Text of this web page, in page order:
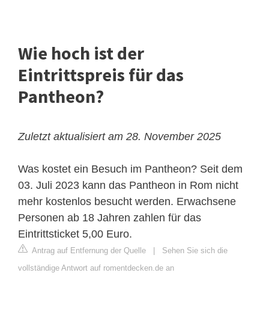
Wie hoch ist der
Eintrittspreis für das
Pantheon?
Zuletzt aktualisiert am 28. November 2025
Was kostet ein Besuch im Pantheon? Seit dem
03. Juli 2023 kann das Pantheon in Rom nicht
mehr kostenlos besucht werden. Erwachsene
Personen ab 18 Jahren zahlen für das
Eintrittsticket 5,00 Euro.
Antrag auf Entfernung der Quelle
Sehen Sie sich die
vollständige Antwort auf romentdecken.de an